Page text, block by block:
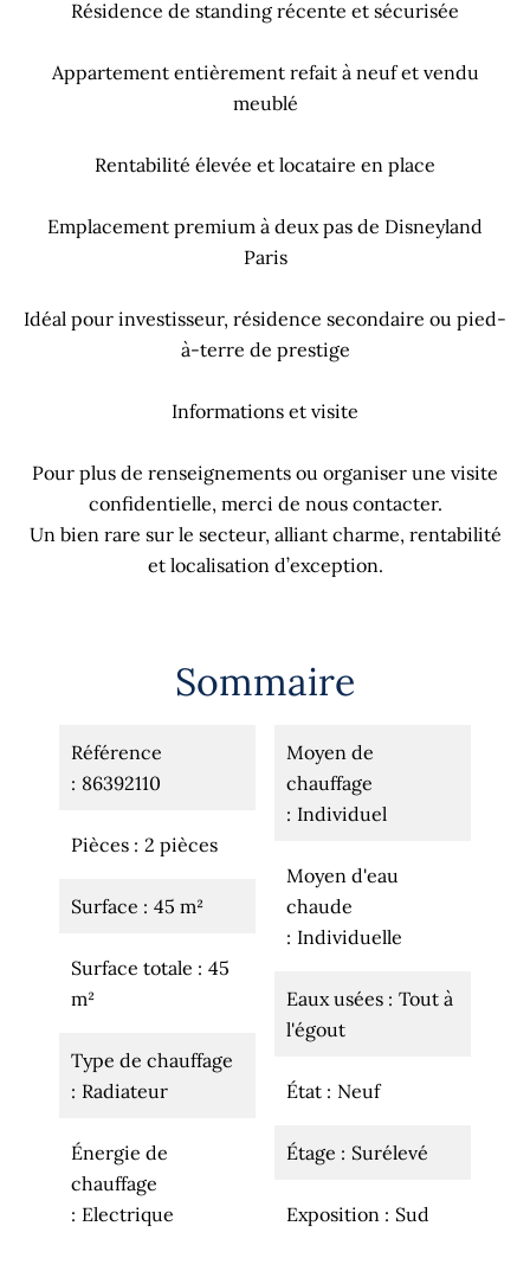
Résidence de standing récente et sécurisée
Appartement entièrement refait à neuf et vendu
meublé
Rentabilité élevée et locataire en place
Emplacement premium à deux pas de Disneyland
Paris
Idéal pour investisseur, résidence secondaire ou pied-
à-terre de prestige
Informations et visite
Pour plus de renseignements ou organiser une visite
confidentielle, merci de nous contacter.
Un bien rare sur le secteur, alliant charme, rentabilité
et localisation d’exception.
Sommaire
Référence
86392110
Pièces 2 pièces
Surface 45 m²
Surface totale
45
m²
Type de chauffage
Radiateur
Énergie de
chauffage
Electrique
Moyen de
chauffage
Individuel
Moyen d'eau
chaude
Individuelle
Eaux usées
Tout à
l'égout
État Neuf
Étage Surélevé
Exposition Sud